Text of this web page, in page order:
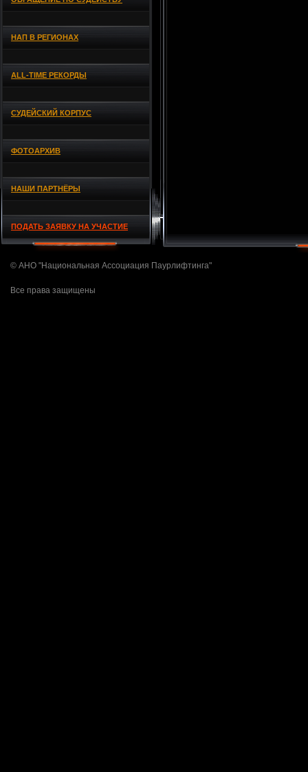
НАП В РЕГИОНАХ
ALL-TIME РЕКОРДЫ
СУДЕЙСКИЙ КОРПУС
ФОТОАРХИВ
НАШИ ПАРТНЁРЫ
ПОДАТЬ ЗАЯВКУ НА УЧАСТИЕ
© АНО "Национальная Ассоциация Паурлифтинга"
Все права защищены